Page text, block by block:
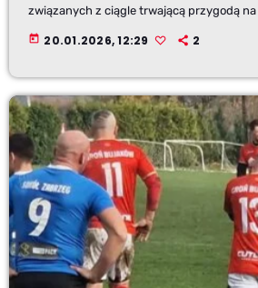
związanych z ciągle trwającą przygodą
today 20.01.2026, 12:29 2